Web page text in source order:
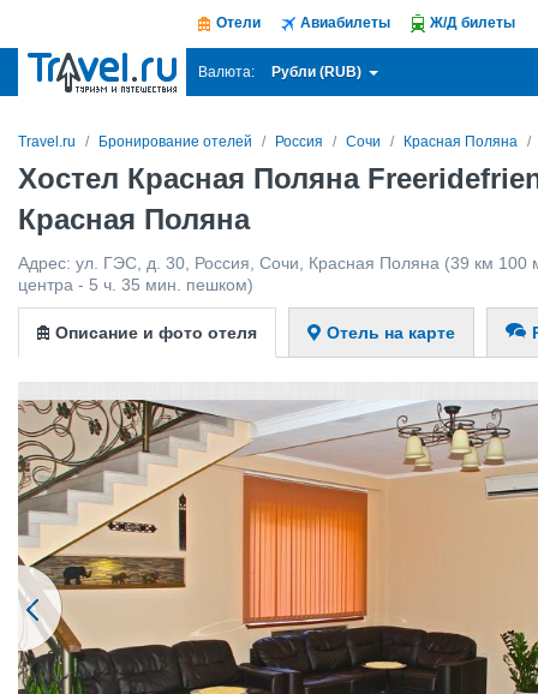
Отели Авиабилеты Ж/Д билеты
Валюта: Рубли (RUB)
Travel.ru Бронирование отелей Россия Сочи Красная Поляна
Хостел Красная Поляна
Красная Поляна
Адрес: ул. ГЭС, д. 30 Россия Сочи Красная Поляна (39 км 100
центра - 5 ч. 35 мин. пешком)
Описание и фото отеля Отель на карте